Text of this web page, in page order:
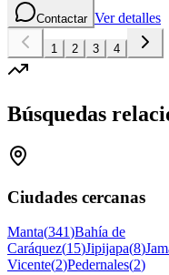
Contactar Ver detalles
1 2 3 4
Búsquedas
Ciudades cercanas
Manta(341)Bahía de
Caráquez(15)Jipijapa(8)
Vicente(2)Pedernales(2)